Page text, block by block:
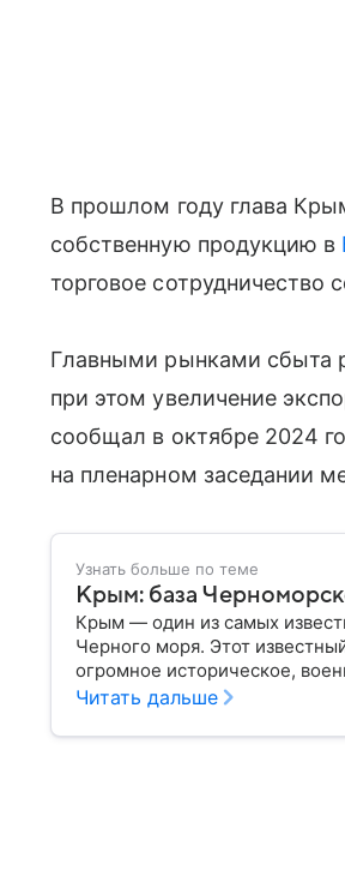
В прошлом году глава
собственную продукцию в
торговое сотрудничество
Главными рынками сбыта
при этом увеличение
сообщал в октябре 2024
на пленарном заседании
Узнать больше по теме
Крым: база
Крым — один из самых
Черного моря. Этот
огромное историческое,
переходил от одного
Читать дальше